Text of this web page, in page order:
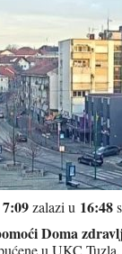
7:09zalazi u 16:48
Doma
u UKC Tuzla.